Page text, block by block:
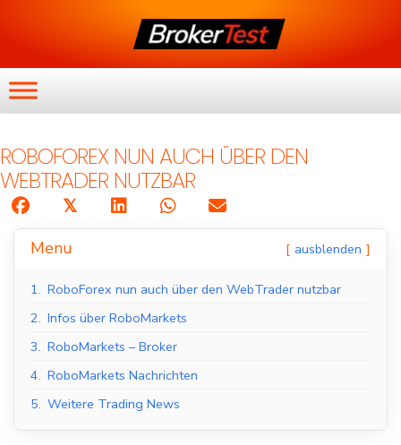
ROBOFOREX NUN AUCH ÜBER DEN
WEBTRADER NUTZBAR
𝕏
Menu ausblenden
1. RoboForex nun auch über den WebTrader nutzbar
2. Infos über RoboMarkets
3. RoboMarkets – Broker
4. RoboMarkets Nachrichten
5. Weitere Trading News